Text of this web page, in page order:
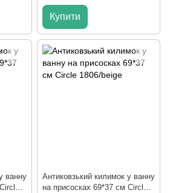
Купити
ванну
Антиковзький килимок у ванну
на присосках 69*37 см Circle